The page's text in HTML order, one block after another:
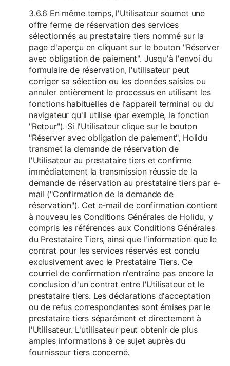
3.6.6 En même temps, l'Utilisateur soumet une
offre ferme de réservation des services
sélectionnés au prestataire tiers nommé sur la
page d'aperçu en cliquant sur le bouton "Réserver
avec obligation de paiement". Jusqu'à l'envoi du
formulaire de réservation, l'utilisateur peut
corriger sa sélection ou les données saisies ou
annuler entièrement le processus en utilisant les
fonctions habituelles de l'appareil terminal ou du
navigateur qu'il utilise (par exemple, la fonction
"Retour"). Si l'Utilisateur clique sur le bouton
"Réserver avec obligation de paiement", Holidu
transmet la demande de réservation de
l'Utilisateur au prestataire tiers et confirme
immédiatement la transmission réussie de la
demande de réservation au prestataire tiers par e-
mail ("Confirmation de la demande de
réservation"). Cet e-mail de confirmation contient
à nouveau les Conditions Générales de Holidu, y
compris les références aux Conditions Générales
du Prestataire Tiers, ainsi que l'information que le
contrat pour les services réservés est conclu
exclusivement avec le Prestataire Tiers. Ce
courriel de confirmation n'entraîne pas encore la
conclusion d'un contrat entre l'Utilisateur et le
prestataire tiers. Les déclarations d'acceptation
ou de refus correspondantes sont émises par le
prestataire tiers séparément et directement à
l'Utilisateur. L'utilisateur peut obtenir de plus
amples informations à ce sujet auprès du
fournisseur tiers concerné.